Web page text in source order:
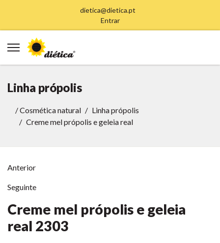
dietica@dietica.pt
Entrar
Linha própolis
/Cosmética natural
Linha própolis
Creme mel própolis e geleia real
Anterior
Seguinte
Creme mel própolis e geleia
real 2303